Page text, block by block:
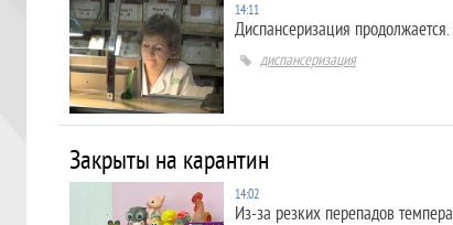
14:11
Диспансеризация
диспансеризация
Закрыты на карантин
14:02
Из-за резких перепадов